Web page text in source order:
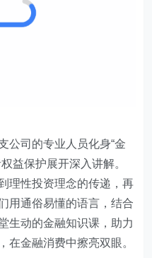
公司 的专业人员化身“金
益保护展开深入讲解。
理性投资理念的传递，再
用通俗易懂的语言，结合
生动的金融知识课，助力
在金融消费中擦亮双眼。